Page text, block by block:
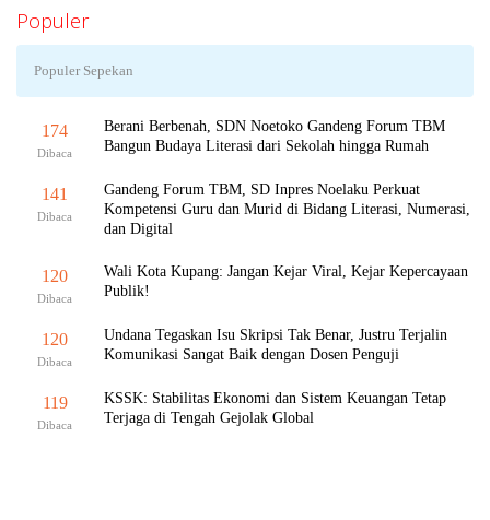
Populer
Populer Sepekan
174
Dibaca
Berani Berbenah, SDN Noetoko Gandeng Forum TBM
Bangun Budaya Literasi dari Sekolah hingga Rumah
141
Dibaca
Gandeng Forum TBM, SD Inpres Noelaku Perkuat
Kompetensi Guru dan Murid di Bidang Literasi, Numerasi,
dan Digital
120
Dibaca
Wali Kota Kupang: Jangan Kejar Viral, Kejar Kepercayaan
Publik!
120
Dibaca
Undana Tegaskan Isu Skripsi Tak Benar, Justru Terjalin
Komunikasi Sangat Baik dengan Dosen Penguji
119
Dibaca
KSSK: Stabilitas Ekonomi dan Sistem Keuangan Tetap
Terjaga di Tengah Gejolak Global